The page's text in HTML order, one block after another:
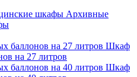
Архивные
Шкаф
на 27 литров
Шкаф